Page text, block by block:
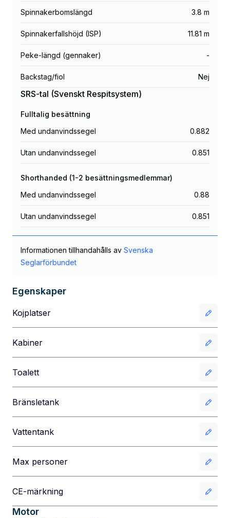
Spinnakerbomslängd 3.8 m
Spinnakerfallshöjd (ISP) 11.81 m
Peke-längd (gennaker) -
Backstag/fiol Nej
SRS-tal (Svenskt Respitsystem)
Fulltalig besättning
Med undanvindssegel
0.882
Utan undanvindssegel 0.851
Shorthanded (1-2 besättningsmedlemmar)
Med undanvindssegel
0.88
Utan undanvindssegel 0.851
Informationen tillhandahålls av Svenska
Seglarförbundet
Egenskaper
Kojplatser
Kabiner
Toalett
Bränsletank
Vattentank
Max personer
CE-märkning
Motor